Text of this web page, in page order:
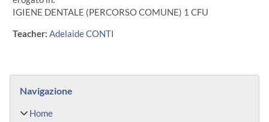
IGIENE DENTALE (PERCORSO COMUNE) 1 CFU
Teacher: Adelaide CONTI
Blocchi
Navigazione
Home